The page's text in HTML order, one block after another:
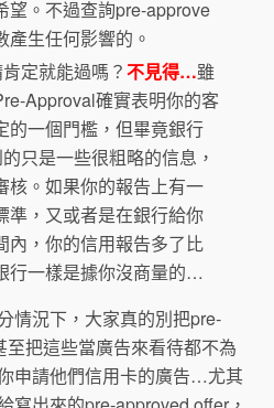
望。不過查詢pre-approve
生任何影響的。
定就能過嗎？不見得…雖
Approval確實表明你的客
的一個門檻，但畢竟銀行
只是一些很粗略的信息，
核。如果你的報告上有一
準，又或者是在銀行給你
內，你的信用報告多了比
行一樣是據你沒商量的…
情況下，大家真的別把pre-
把這些當廣告來看待都不為
申請他們信用卡的廣告…尤其